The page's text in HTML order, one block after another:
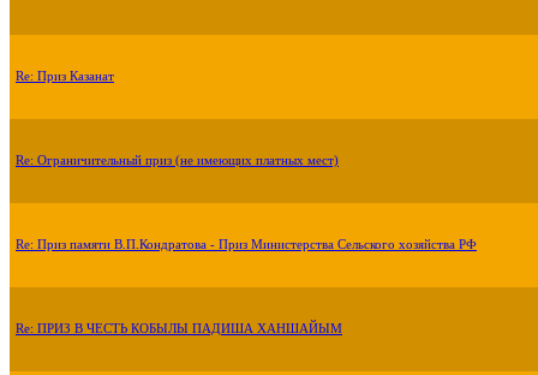
Re: Приз Казанат
Re: Ограничительный приз (не имеющих платных мест)
Re: Приз памяти В.П.Кондратова - Приз Министерства Сельского хозяйства РФ
Re: ПРИЗ В ЧЕСТЬ КОБЫЛЫ ПАДИША ХАНШАЙЫМ